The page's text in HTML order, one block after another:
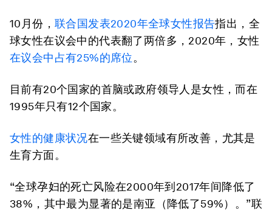
10月份， 联合国发表2020年全球女性报告指出，全
球女性在议会中的代表翻了两倍多，2020年，女性
在议会中占有25%的席位。
目前有20个国家的首脑或政府领导人是女性，而在
1995年只有12个国家。
女性的健康状况在一些关键领域有所改善，尤其是
生育方面。
“全球孕妇的死亡风险在2000年到2017年间降低了
38%，其中最为显著的是南亚（降低了59%）。”联